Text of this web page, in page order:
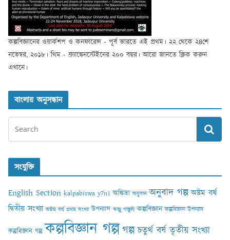
কল্পবিজ্ঞানের ওয়ার্কশপ ও কনফারেন্স - পূর্ব ভারতে এই প্রথম। ২২ থেকে ২৪শে
নভেম্বর, ২০১৮। থিম - ফ্র্যাঙ্কেনস্টেইনের ২০০ বছর। আরো জানতে ক্লিক করুন
এখানে।
বাংলায় অনুসন্ধান
সংযুক্তি
English Section kalpabiswa y7n1 অঙ্কিতা অনুবাদ অনুবাদ গল্প অষ্টম বর্ষ
দ্বিতীয় সংখ্যা অষ্টম বর্ষ প্রথম সংখ্যা উপন্যাস ঋজু গাঙ্গুলী কল্পবিজ্ঞান কল্পবিজ্ঞান উপন্যাস
কল্পবিজ্ঞান গল্প কল্পবিজ্ঞান গল্পগল্প চতুর্থ বর্ষ তৃতীয় সংখ্যা